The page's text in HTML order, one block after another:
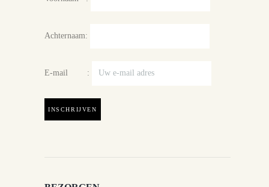
Achternaam:
E-mail :